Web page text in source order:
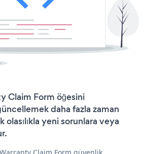
Claim Form öğesini
daha fazla zaman
yeni sorunlara veya